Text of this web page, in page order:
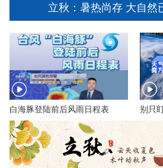
立秋：暑热尚存 大自然
白海豚登陆前后风雨日程表 别只